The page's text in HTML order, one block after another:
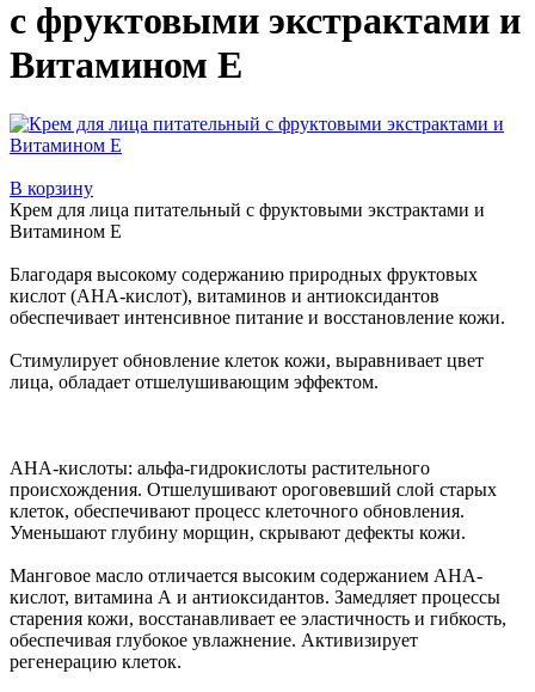
с фруктовыми экстрактами и
Витамином Е
В корзину
Крем для лица питательный с фруктовыми экстрактами и
Витамином Е
Благодаря высокому содержанию природных фруктовых
кислот (АНА-кислот), витаминов и антиоксидантов
обеспечивает интенсивное питание и восстановление кожи.
Стимулирует обновление клеток кожи, выравнивает цвет
лица, обладает отшелушивающим эффектом.
АНА-кислоты: альфа-гидрокислоты растительного
происхождения. Отшелушивают ороговевший слой старых
клеток, обеспечивают процесс клеточного обновления.
Уменьшают глубину морщин, скрывают дефекты кожи.
Манговое масло отличается высоким содержанием АНА-
кислот, витамина А и антиоксидантов. Замедляет процессы
старения кожи, восстанавливает ее эластичность и гибкость,
обеспечивая глубокое увлажнение. Активизирует
регенерацию клеток.